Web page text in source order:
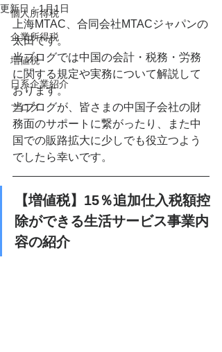
個人所得税
企業所得税
増値税
日系企業紹介
ブログ
更新日：1月1日
上海MTAC、合同会社MTACジャパンの
太田です。
当ブログでは中国の会計・税務・労務
に関する規定や実務について解説して
おります。
当ブログが、皆さまの中国子会社の財
務面のサポートに繋がったり、また中
国での販路拡大に少しでも役立つよう
でしたら幸いです。
【増値税】15％追加仕入税額控
除ができる生活サービス事業内
容の紹介